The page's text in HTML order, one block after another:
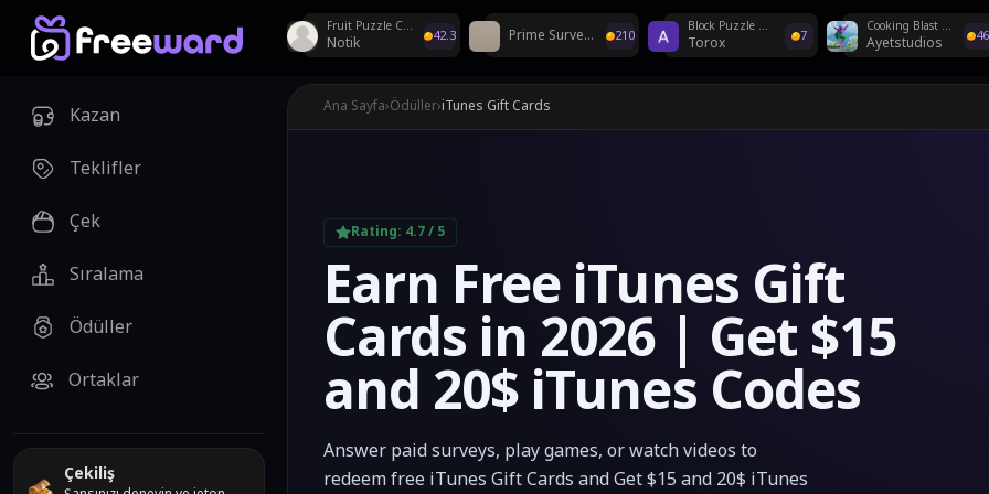
Fruit Puzzle Crush
Notik 42.3 Prime Surveys 210 Block Puzzle Gems Adventure
Torox 7 Cooking Blast 3D : Hexa Match
Ayetstudios 46
Kazan
Teklifler
Çek
Sıralama
Ödüller
Ortaklar
Çekiliş
Haftalık çekilişler Discord'da!
Ana Sayfa›Ödüller›iTunes Gift Cards
Rating: 4.7/ 5
Earn Free iTunes Gift
Cards in 2026 | Get $15
and 20$ iTunes Codes
Answer paid surveys, play games, or watch videos to
redeem free iTunes Gift Cards and Get $15 and 20$ iTunes